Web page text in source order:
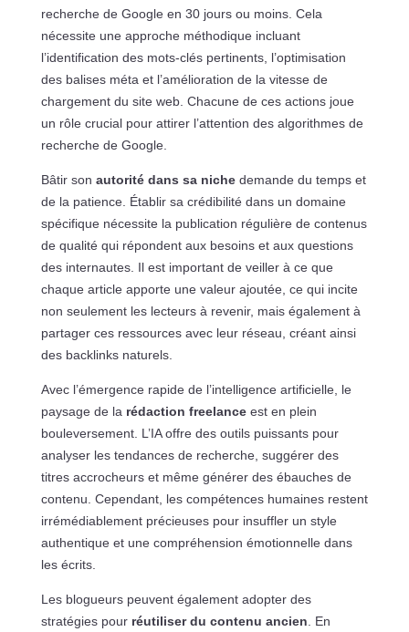
recherche de Google en 30 jours ou moins. Cela
nécessite une approche méthodique incluant
l’identification des mots-clés pertinents, l’optimisation
des balises méta et l’amélioration de la vitesse de
chargement du site web. Chacune de ces actions joue
un rôle crucial pour attirer l’attention des algorithmes de
recherche de Google.
Bâtir son autorité dans sa nichedemande du temps et
de la patience. Établir sa crédibilité dans un domaine
spécifique nécessite la publication régulière de contenus
de qualité qui répondent aux besoins et aux questions
des internautes. Il est important de veiller à ce que
chaque article apporte une valeur ajoutée, ce qui incite
non seulement les lecteurs à revenir, mais également à
partager ces ressources avec leur réseau, créant ainsi
des backlinks naturels.
Avec l’émergence rapide de l’intelligence artificielle, le
paysage de la rédaction freelanceest en plein
bouleversement. L’IA offre des outils puissants pour
analyser les tendances de recherche, suggérer des
titres accrocheurs et même générer des ébauches de
contenu. Cependant, les compétences humaines restent
irrémédiablement précieuses pour insuffler un style
authentique et une compréhension émotionnelle dans
les écrits.
Les blogueurs peuvent également adopter des
stratégies pour réutiliser du contenu ancien . En